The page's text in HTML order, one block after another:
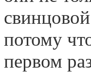
потому
первом